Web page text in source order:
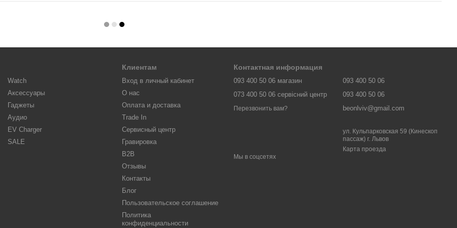
Watch
Аксессуары
Гаджеты
Аудио
EV Charger
SALE
Клиентам
Вход в личный кабинет
О нас
Оплата и доставка
Trade In
Сервисный центр
Гравировка
B2B
Отзывы
Контакты
Блог
Пользовательское соглашение
Политика
конфиденциальности
Контактная информация
093 400 50 06 магазин
073 400 50 06 сервісний центр
Перезвонить вам?
093 400 50 06
093 400 50 06
beonlviv@gmail.com
ул. Кульпарковская 59 (Кинескоп
пассаж) г. Львов
Карта проезда
Мы в соцсетях